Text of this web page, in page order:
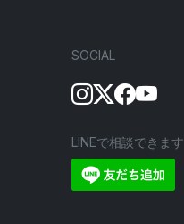
SOCIAL
LINEで相談できます